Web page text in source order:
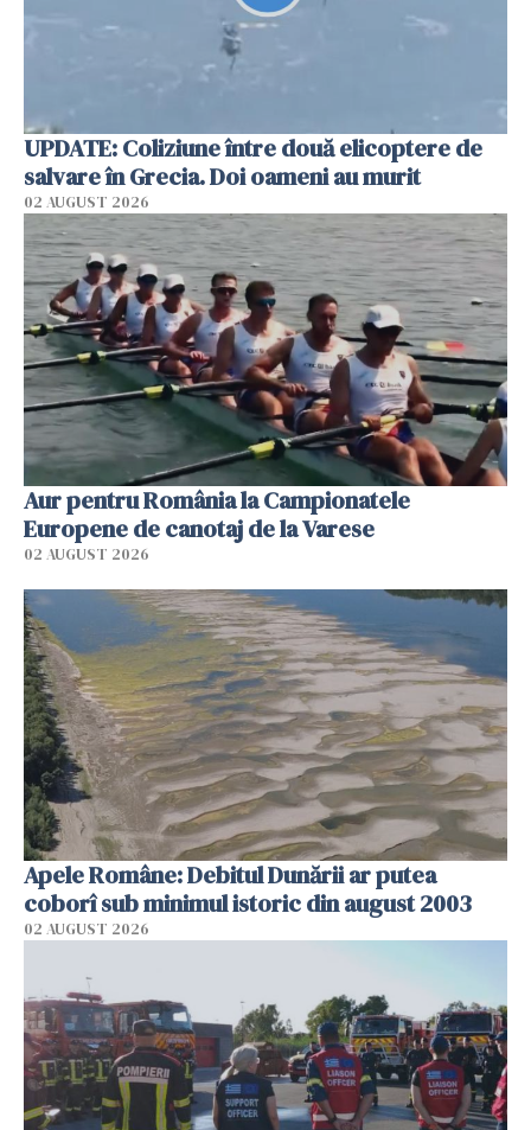
UPDATE: Coliziune între două elicoptere de
salvare în Grecia. Doi oameni au murit
02 AUGUST 2026
Aur pentru România la Campionatele
Europene de canotaj de la Varese
02 AUGUST 2026
Apele Române: Debitul Dunării ar putea
coborî sub minimul istoric din august 2003
02 AUGUST 2026